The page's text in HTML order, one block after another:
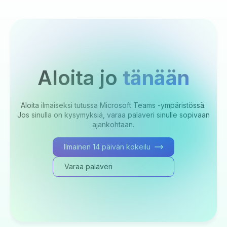
Aloita jo tänään
Aloita ilmaiseksi tutussa Microsoft Teams -ympäristössä.
Jos sinulla on kysymyksiä, varaa palaveri sinulle sopivaan
ajankohtaan.
Ilmainen 14 päivän kokeilu
Varaa palaveri